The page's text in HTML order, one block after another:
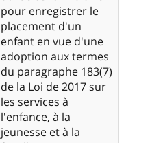
pour enregistrer le
placement d'un
enfant en vue d'une
adoption aux termes
du paragraphe 183(7)
de la Loi de 2017 sur
les services à
l'enfance, à la
jeunesse et à la